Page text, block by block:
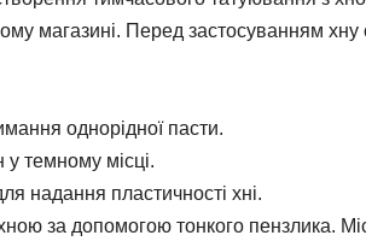
магазині. Перед застосуванням хну
однорідної пасти.
у темному місці.
надання пластичності хні.
за допомогою тонкого пензлика.